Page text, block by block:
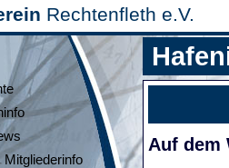
Rechtenfleth e.V.
Mitgliederinfo
Auf dem